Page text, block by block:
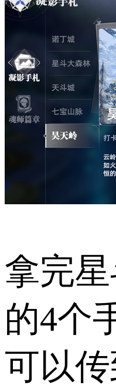
拿完
的4个
可以